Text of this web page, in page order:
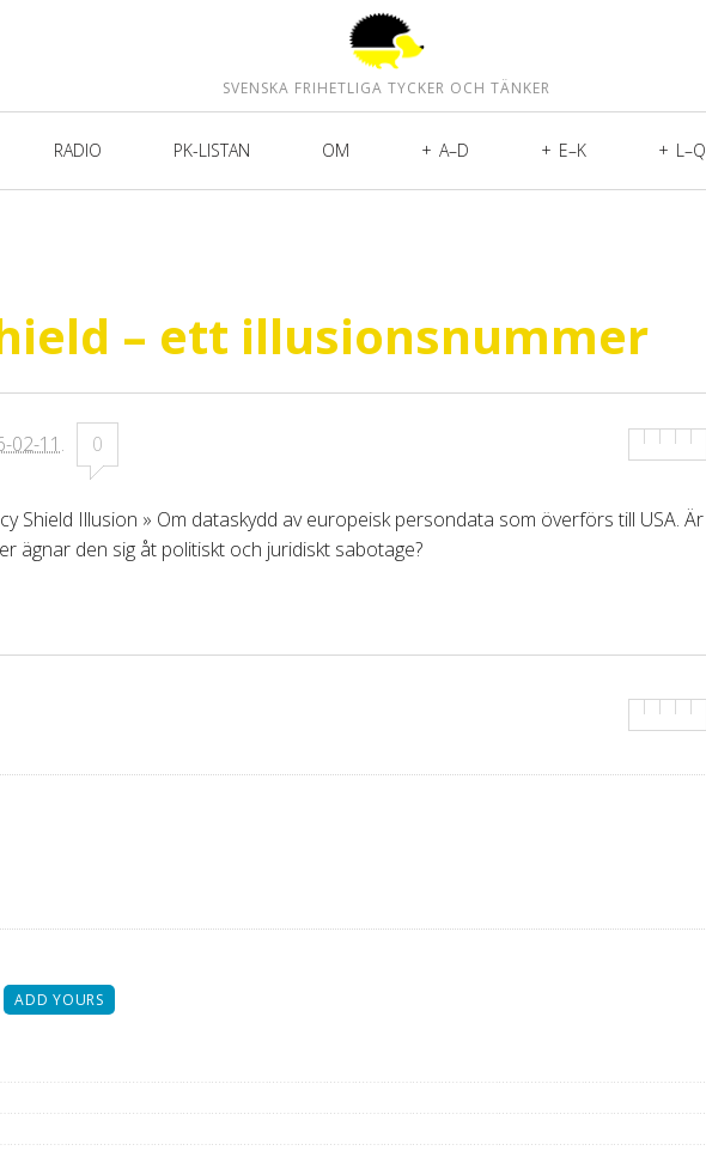
SVENSKA FRIHETLIGA TYCKER OCH TÄNKER
RADIO PK-LISTAN OM A–D E–K L–Q
– ett illusionsnummer
02-11 . 0
Shield Illusion » Om dataskydd av europeisk persondata som överförs till USA. Är
ägnar den sig åt politiskt och juridiskt sabotage?
ADD YOURS